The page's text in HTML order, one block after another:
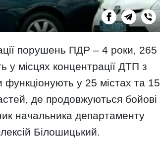
порушень ПДР – 4 роки, 265
у місцях концентрації ДТП з
у 25 містах та 15
де продовжуються бойові
начальника департаменту
Білошицький.